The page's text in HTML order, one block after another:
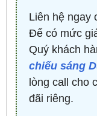
Liên hệ ngay
Để có mức
Quý khách
chiếu sáng
lòng call cho
đãi riêng.